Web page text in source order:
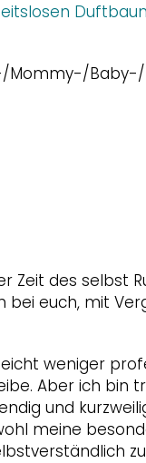
Mommy-/
Zeit des selbst
euch, mit
weniger
Aber ich bin
und
meine